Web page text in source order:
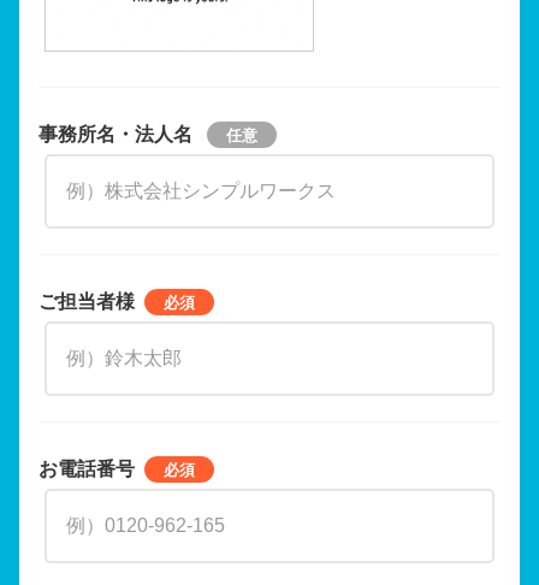
事務所名・法人名
ご担当者様
お電話番号